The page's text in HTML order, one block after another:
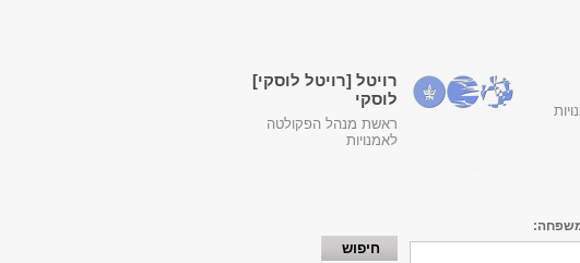
רויטל [רויטל לוסקי]
לוסקי
ראשת מנהל הפקולטה
לאמנויות